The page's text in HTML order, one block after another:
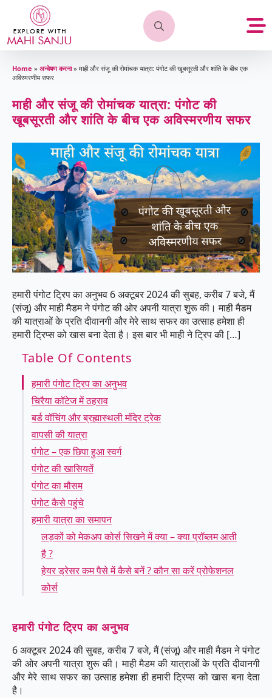
Search
Home » अन्वेषण करना» माही और संजू की रोमांचक यात्रा: पंगोट की खूबसूरती और शांति के बीच एक
अविस्मरणीय सफर
माही और संजू की रोमांचक यात्रा: पंगोट की
खूबसूरती और शांति के बीच एक अविस्मरणीय सफर
हमारी पंगोट ट्रिप का अनुभव 6 अक्टूबर 2024 की सुबह, करीब 7 बजे, मैं
(संजू) और माही मैडम ने पंगोट की ओर अपनी यात्रा शुरू की। माही मैडम
की यात्राओं के प्रति दीवानगी और मेरे साथ सफर का उत्साह हमेशा ही
हमारी ट्रिप्स को खास बना देता है। इस बार भी माही ने ट्रिप की […]
Table Of Contents
हमारी पंगोट ट्रिप का अनुभव
चिरैया कॉटेज में ठहराव
बर्ड वॉचिंग और ब्रह्मास्थली मंदिर ट्रेक
वापसी की यात्रा
पंगोट – एक छिपा हुआ स्वर्ग
पंगोट की खासियतें
पंगोट का मौसम
पंगोट कैसे पहुंचे
हमारी यात्रा का समापन
लड़कों को मेकअप कोर्स सिखने में क्या – क्या प्रॉब्लम आती
है ?
हेयर ड्रेसर कम पैसे में कैसे बनें ? कौन सा करें प्रोफेशनल
कोर्स
हमारी पंगोट ट्रिप का अनुभव
6 अक्टूबर 2024 की सुबह, करीब 7 बजे, मैं (संजू) और माही मैडम ने पंगोट
की ओर अपनी यात्रा शुरू की। माही मैडम की यात्राओं के प्रति दीवानगी
और मेरे साथ सफर का उत्साह हमेशा ही हमारी ट्रिप्स को खास बना देता
है।